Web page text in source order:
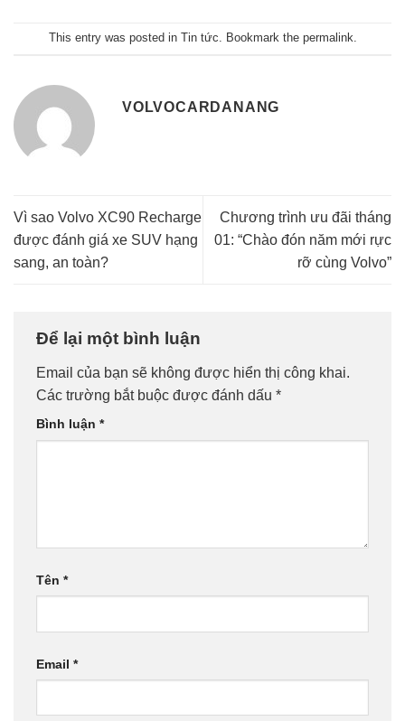
This entry was posted in Tin tức. Bookmark the permalink.
VOLVOCARDANANG
Vì sao Volvo XC90 Recharge
được đánh giá xe SUV hạng
sang, an toàn?
Chương trình ưu đãi tháng
01: “Chào đón năm mới rực
rỡ cùng Volvo”
Để lại một bình luận
Email của bạn sẽ không được hiển thị công khai.
Các trường bắt buộc được đánh dấu *
Bình luận *
Tên *
Email *